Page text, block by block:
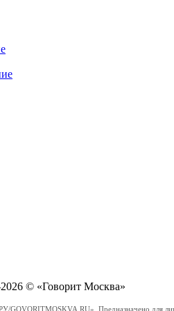
© «Говорит Москва»
Предназначено для